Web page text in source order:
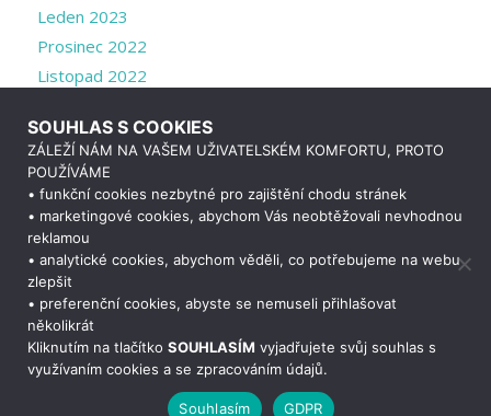
Leden 2023
Prosinec 2022
Listopad 2022
Září 2022
Srpen 2022
Červenec 2022
Duben 2022
Březen 2022
Enfold WordPress Theme by Kriesi
SOUHLAS S COOKIES
ZÁLEŽÍ NÁM NA VAŠEM UŽIVATELSKÉM KOMFORTU, PROTO
POUŽÍVÁME
• funkční cookies nezbytné pro zajištění chodu stránek
• marketingové cookies, abychom Vás neobtěžovali nevhodnou
reklamou
• analytické cookies, abychom věděli, co potřebujeme na webu
zlepšit
• preferenční cookies, abyste se nemuseli přihlašovat
několikrát
Kliknutím na tlačítko SOUHLASÍM vyjadřujete svůj souhlas s
využívaním cookies a se zpracováním údajů.
Souhlasím GDPR
Potřebujete poradit?Zeptejte se našeho